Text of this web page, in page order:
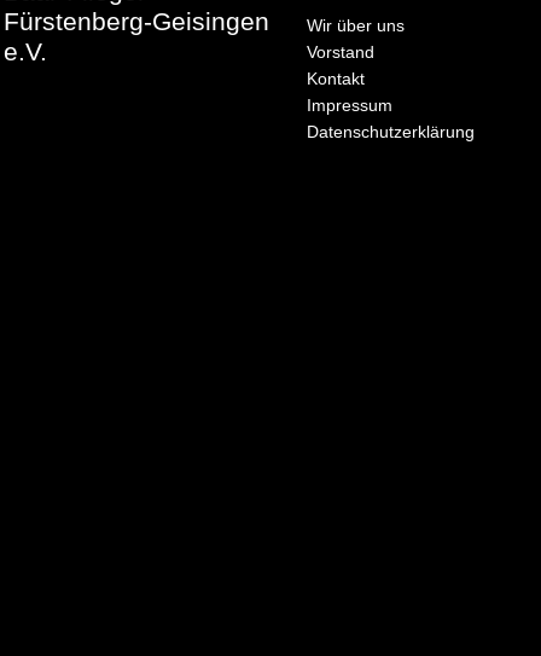
Fürstenberg-Geisingen
e.V.
Wir über uns
Vorstand
Kontakt
Impressum
Datenschutzerklärung